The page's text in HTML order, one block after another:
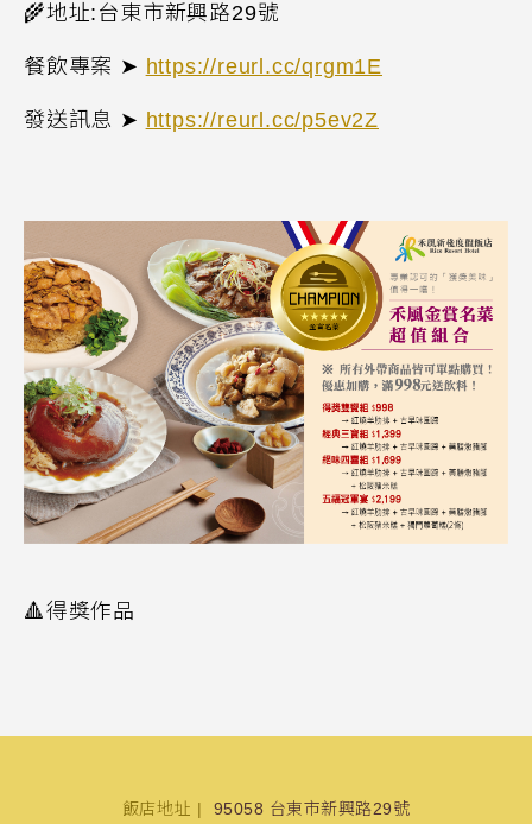
🌾地址: 台東市新興路29號
餐飲專案 ➤ https://reurl.cc/qrgm1E
發送訊息 ➤ https://reurl.cc/p5ev2Z
🔺得獎作品
飯店地址 95058 台東市新興路29號